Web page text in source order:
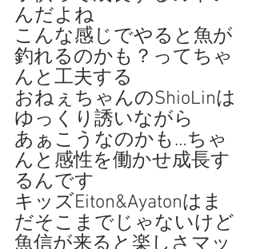
んだよね
こんな感じでやると魚が
釣れるのかも？ってちゃ
んと工夫する
おねぇちゃんのShioLinは
ゆっくり誘いながら
あぁこうなのかも…ちゃ
んと感性を働かせ成長す
るんです
キッズEiton&Ayatonはま
だそこまでじゃないけど
魚信が来ると楽しさマッ